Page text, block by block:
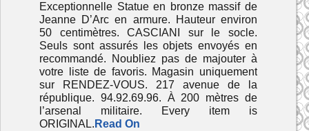
Exceptionnelle Statue en bronze massif de
Jeanne D’Arc en armure. Hauteur environ
50 centimètres. CASCIANI sur le socle.
Seuls sont assurés les objets envoyés en
recommandé. Noubliez pas de majouter à
votre liste de favoris. Magasin uniquement
sur RENDEZ-VOUS. 217 avenue de la
république. 94.92.69.96. À 200 mètres de
l’arsenal militaire. Every item is
ORIGINAL. Read On